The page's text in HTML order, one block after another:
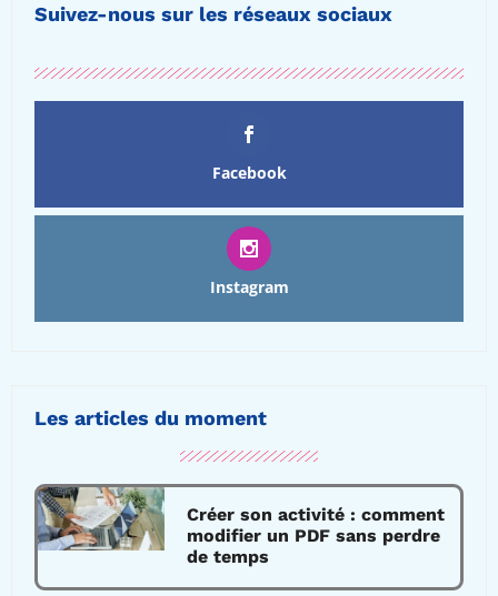
Suivez-nous sur les réseaux sociaux
Facebook
Instagram
Les articles du moment
Créer son activité : comment
modifier un PDF sans perdre
de temps